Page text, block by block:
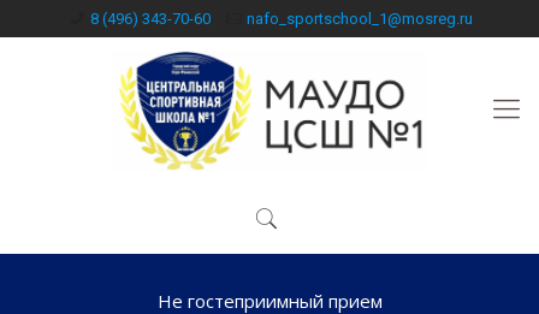
8 (496) 343-70-60 nafo_sportschool_1@mosreg.ru
Не гостеприимный прием